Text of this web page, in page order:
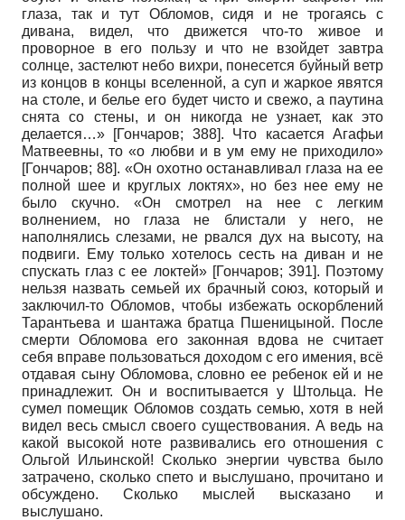
глаза, так и тут Обломов, сидя и не трогаясь с
дивана, видел, что движется что-то живое и
проворное в его пользу и что не взойдет завтра
солнце, застелют небо вихри, понесется буйный ветр
из концов в концы вселенной, а суп и жаркое явятся
на столе, и белье его будет чисто и свежо, а паутина
снята со стены, и он никогда не узнает, как это
делается…» [Гончаров; 388]. Что касается Агафьи
Матвеевны, то «о любви и в ум ему не приходило»
[Гончаров; 88]. «Он охотно останавливал глаза на ее
полной шее и круглых локтях», но без нее ему не
было скучно. «Он смотрел на нее с легким
волнением, но глаза не блистали у него, не
наполнялись слезами, не рвался дух на высоту, на
подвиги. Ему только хотелось сесть на диван и не
спускать глаз с ее локтей» [Гончаров; 391]. Поэтому
нельзя назвать семьей их брачный союз, который и
заключил-то Обломов, чтобы избежать оскорблений
Тарантьева и шантажа братца Пшеницыной. После
смерти Обломова его законная вдова не считает
себя вправе пользоваться доходом с его имения, всё
отдавая сыну Обломова, словно ее ребенок ей и не
принадлежит. Он и воспитывается у Штольца. Не
сумел помещик Обломов создать семью, хотя в ней
видел весь смысл своего существования. А ведь на
какой высокой ноте развивались его отношения с
Ольгой Ильинской! Сколько энергии чувства было
затрачено, сколько спето и выслушано, прочитано и
обсуждено. Сколько мыслей высказано и
выслушано.